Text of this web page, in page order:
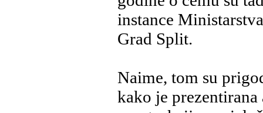
instance
Grad Split.
Naime, tom su
kako je